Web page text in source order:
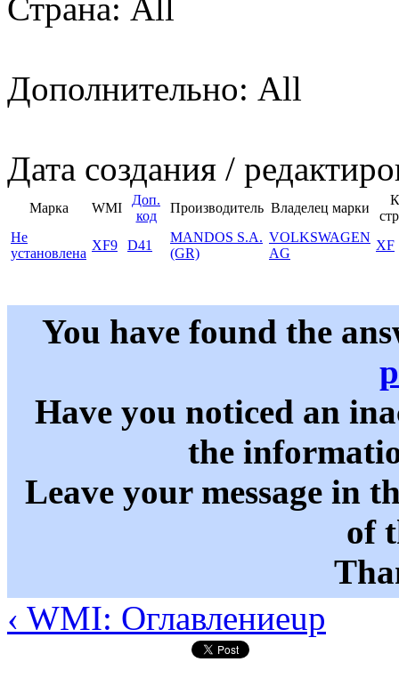
Страна: All
Дополнительно: All
Дата создания /
Марка WMI
Доп.
код
Производитель Владелец марки
Не
установлена
XF9 D41
MANDOS S.A.
(GR)
VOLKSWAGEN
AG
XF
You have found the
Have you noticed an
the
Leave your message in
of
‹ WMI: Оглавлениеup